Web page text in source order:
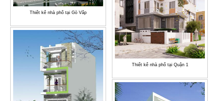
Thiết kế nhà phố tại Gò Vấp
Thiết kế nhà phố tại Quận 1